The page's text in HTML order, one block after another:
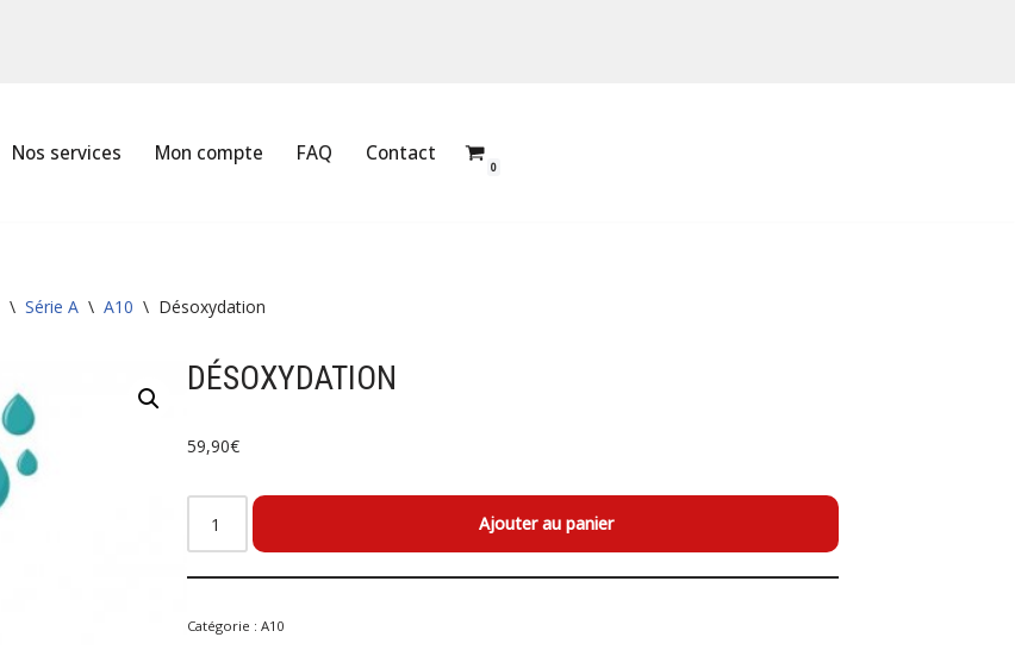
Nos services Mon compte FAQ Contact
0
\ Série A \ A10 \ Désoxydation
DÉSOXYDATION
59,90€
Ajouter au panier
Catégorie :A10